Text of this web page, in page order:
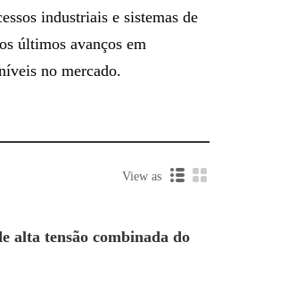
industriais e sistemas de
últimos avanços em
no mercado.
View as
alta tensão combinada do